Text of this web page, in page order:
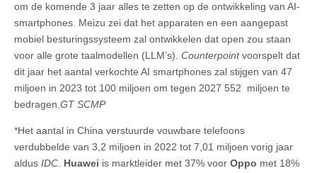
om de komende 3 jaar alles te zetten op de ontwikkeling van AI-
smartphones. Meizu zei dat het apparaten en een aangepast
mobiel besturingssysteem zal ontwikkelen dat open zou staan
voor alle grote taalmodellen (LLM’s). Counterpointvoorspelt dat
dit jaar het aantal verkochte AI smartphones zal stijgen van 47
miljoen in 2023 tot 100 miljoen om tegen 2027 552 miljoen te
bedragen.GT SCMP
*Het aantal in China verstuurde vouwbare telefoons
verdubbelde van 3,2 miljoen in 2022 tot 7,01 miljoen vorig jaar
aldus IDC. Huawei is marktleider met 37% voor Oppo met 18%